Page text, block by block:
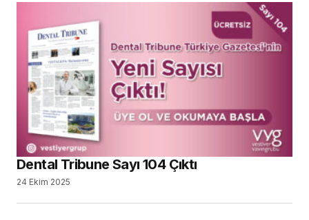
Dental Tribune Sayı 104 Çıktı
24 Ekim 2025